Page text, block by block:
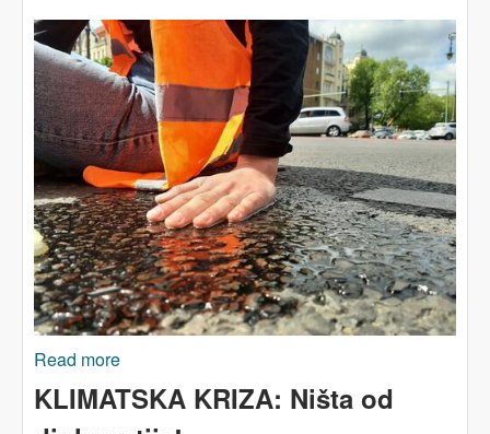
Read more
klimatskim aktivistima
KLIMATSKA KRIZA: Ništa od